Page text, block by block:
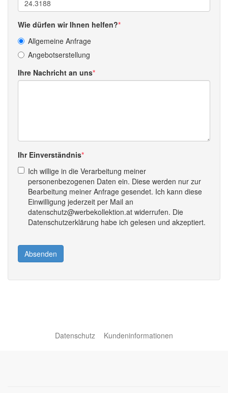
Wie dürfen wir Ihnen helfen?
Allgemeine Anfrage
Angebotserstellung
Ihre Nachricht an uns
Ihr Einverständnis
Ich willige in die Verarbeitung meiner
personenbezogenen Daten ein. Diese werden nur zur
Bearbeitung meiner Anfrage gesendet. Ich kann diese
Einwilligung jederzeit per Mail an
datenschutz@werbekollektion.at widerrufen. Die
Datenschutzerklärung habe ich gelesen und akzeptiert.
Absenden
Datenschutz Kundeninformationen